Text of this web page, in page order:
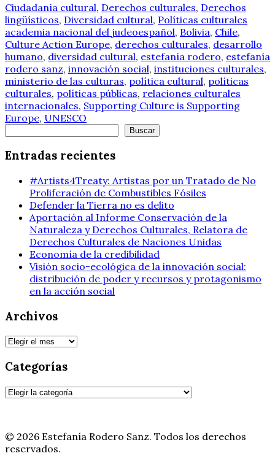
Ciudadanía cultural, Derechos culturales, Derechos
lingüísticos, Diversidad cultural, Políticas culturales
academia nacional del judeoespañol, Bolivia, Chile,
Culture Action Europe, derechos culturales, desarrollo
humano, diversidad cultural, estefanía rodero, estefanía
rodero sanz, innovación social, instituciones culturales,
ministerio de las culturas, política cultural, políticas
culturales, políticas públicas, relaciones culturales
internacionales, Supporting Culture is Supporting
Europe, UNESCO
Buscar
Entradas recientes
#Artists4Treaty: Artistas por un Tratado de No
Proliferación de Combustibles Fósiles
Defender la Tierra no es delito
Aportación al Informe Conservación de la
Naturaleza y Derechos Culturales, Relatora de
Derechos Culturales de Naciones Unidas
Economía de la credibilidad
Visión socio-ecológica de la innovación social:
distribución de poder y recursos y protagonismo
en la acción social
Archivos
Archivos
Categorías
Categorías
© 2026 Estefanía Rodero Sanz. Todos los derechos
reservados.